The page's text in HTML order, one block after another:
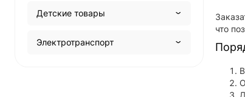
Детские товары
Электротранспорт
что